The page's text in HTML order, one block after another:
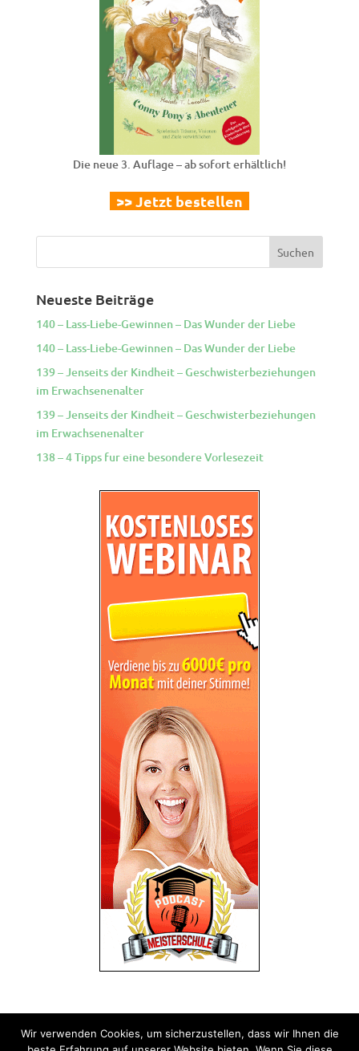
Die neue 3. Auflage – ab sofort erhältlich!
>> Jetzt bestellen
Neueste Beiträge
140 – Lass-Liebe-Gewinnen – Das Wunder der Liebe
140 – Lass-Liebe-Gewinnen – Das Wunder der Liebe
139 – Jenseits der Kindheit – Geschwisterbeziehungen
im Erwachsenenalter
139 – Jenseits der Kindheit – Geschwisterbeziehungen
im Erwachsenenalter
138 – 4 Tipps fur eine besondere Vorlesezeit
Impressum Datenschutz
Wir verwenden Cookies, um sicherzustellen, dass wir Ihnen die